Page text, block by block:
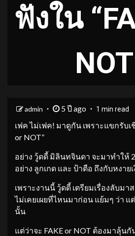
ฟังใน
admin 5 ปี ago 1 min read
เฟค ไม่เฟค! มาดูกัน เพราะแขกรับ
or NOT”
อย่าง วู้ดดี้ มิลินทจินดา จะมาทำให้
อย่าง ลูกเกด และ ป้าตือ ถึงกับหงาย
เพราะงานนี้ วู้ดดี้ เตรียมเรื่องลับม
ไม่เคยเผยที่ไหนมาก่อน แย้มๆ ว่า แ
นั้น
แต่ว่าจะ FAKE or NOT ต้องมาลุ้น